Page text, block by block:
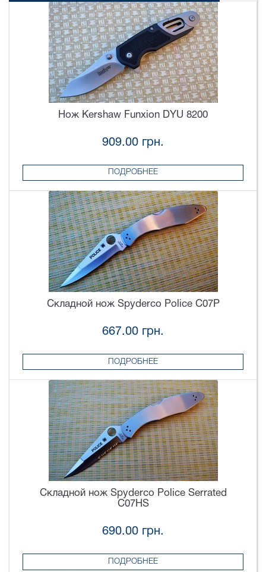
Нож Kershaw Funxion DYU 8200
909.00 грн.
ПОДРОБНЕЕ
Складной нож Spyderco Police C07P
667.00 грн.
ПОДРОБНЕЕ
Складной нож Spyderco Police Serrated
C07HS
690.00 грн.
ПОДРОБНЕЕ